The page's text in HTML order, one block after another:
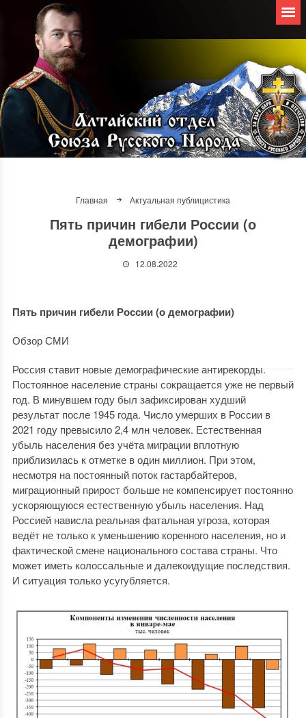
Главная Актуальная публицистика
Пять причин гибели России (о
демографии)
12.08.2022
Пять причин гибели России (о демографии)
Обзор СМИ
Россия ставит новые демографические антирекорды.
Постоянное население страны сокращается уже не первый
год. В минувшем году был зафиксирован худший
результат после 1945 года. Число умерших в России в
2021 году превысило 2,4 млн человек. Естественная
убыль населения без учёта миграции вплотную
приблизилась к отметке в один миллион. При этом,
несмотря на постоянный поток гастарбайтеров,
миграционный прирост больше не компенсирует постоянно
ускоряющуюся естественную убыль населения. Над
Россией нависла реальная фатальная угроза, которая
ведёт не только к уменьшению коренного населения, но и
фактической смене национального состава страны. Что
может иметь колоссальные и далекоидущие последствия.
И ситуация только усугубляется.